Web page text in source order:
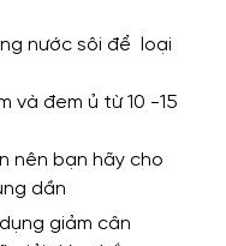
nước sôi để loại
và đem ủ từ 10 -15
nên bạn hãy cho
dần